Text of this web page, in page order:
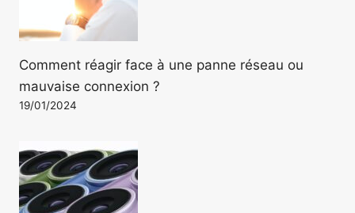
Comment réagir face à une panne réseau ou
mauvaise connexion ?
19/01/2024